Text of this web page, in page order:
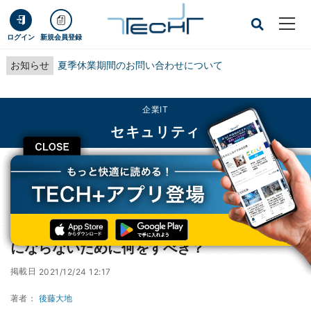
ログイン 新規会員登録
お知らせ 夏季休業期間のお問い合わせについて
CLOSE
企業IT
セキュリティ
TECH+ 企業IT
セキュリティ
マルウェアに感染するスマホ増加中、被害者にならないために何をすべき？
マルウェアに感染するスマホ増加中、被害者
にならないために何をすべき？
掲載日 2021/12/24 12:17
著者： 後藤大地